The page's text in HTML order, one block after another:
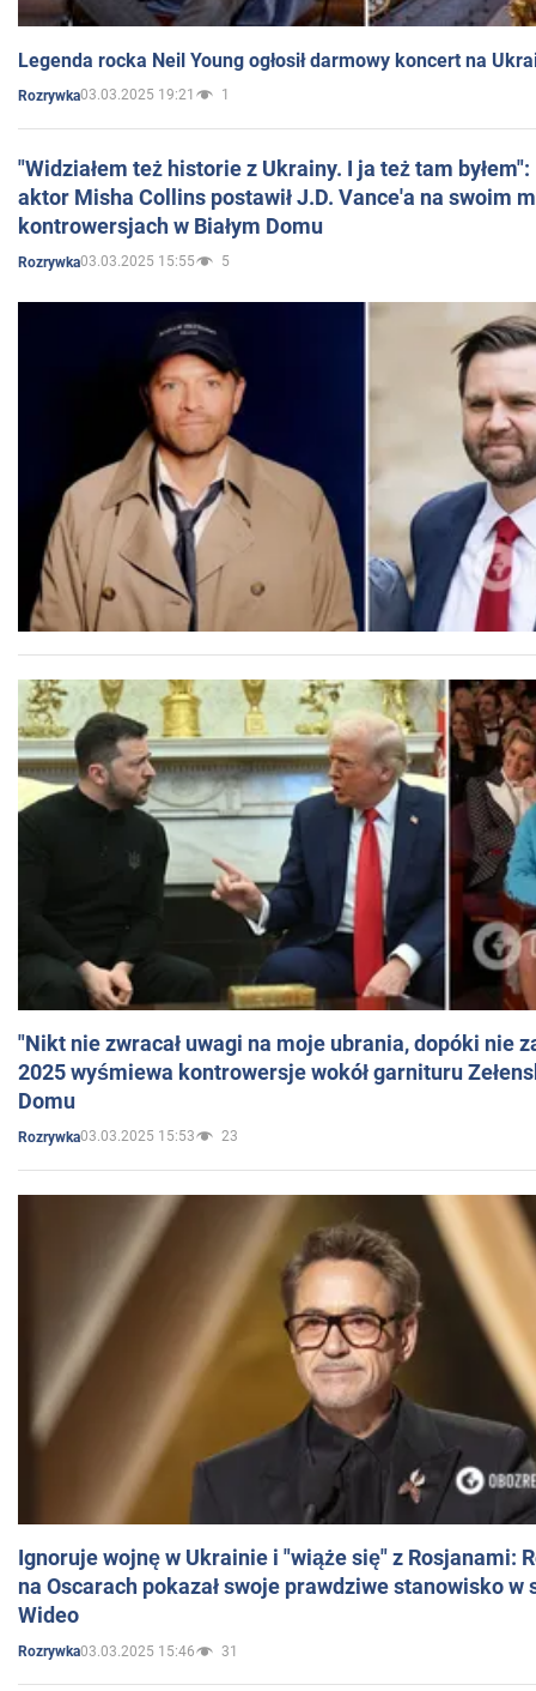
Legenda rocka Neil Young ogłosił darmowy koncert na
Rozrywka03.03.2025 19:21 1
"Widziałem też historie z Ukrainy. I ja też tam
aktor Misha Collins postawił J.D. Vance'a na swoim
kontrowersjach w Białym Domu
Rozrywka03.03.2025 15:55 5
"Nikt nie zwracał uwagi na moje ubrania, dopóki nie
2025 wyśmiewa kontrowersje wokół garnituru
Domu
Rozrywka03.03.2025 15:53 23
Ignoruje wojnę w Ukrainie i "wiąże się" z Rosjanami:
na Oscarach pokazał swoje prawdziwe stanowisko w
Wideo
Rozrywka03.03.2025 15:46 31